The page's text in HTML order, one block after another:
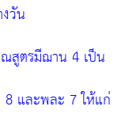
วัน
สูตรมีฌาน 4 เป็น
8 และพละ 7 ให้แก่